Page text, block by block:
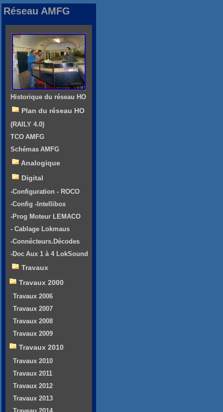
Réseau AMFG
Historique du réseau HO
Plan du réseau HO
(RAILY 4.0)
TCO AMFG
Schémas AMFG
Analogique
Digital
-Configuration - ROCO
-Config -Intellibox
-Prog Moteur LEMACO
- Cablage Lokmaus
-Connécteurs.Décodes
-Doc Aux 1 à 4 LokSound
Travaux
Travaux 2000
Travaux 2006
Travaux 2007
Travaux 2008
Travaux 2009
Travaux 2010
Travaux 2010
Travaux 2011
Travaux 2012
Travaux 2013